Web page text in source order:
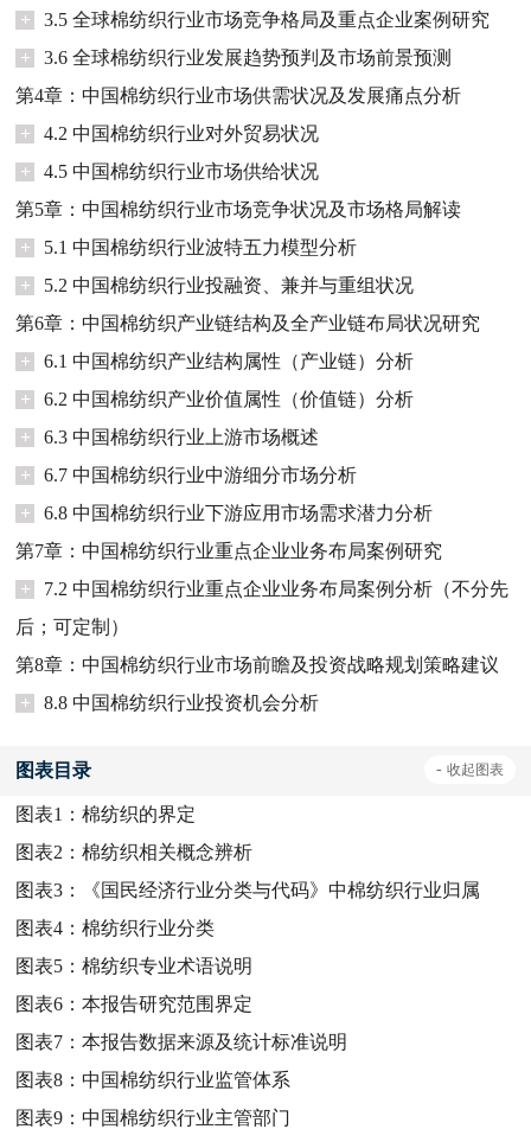
+
3.5 全球棉纺织行业市场竞争格局及重点企业案例研究
+
3.6 全球棉纺织行业发展趋势预判及市场前景预测
第4章：中国棉纺织行业市场供需状况及发展痛点分析
+
4.2 中国棉纺织行业对外贸易状况
+
4.5 中国棉纺织行业市场供给状况
第5章：中国棉纺织行业市场竞争状况及市场格局解读
+
5.1 中国棉纺织行业波特五力模型分析
+
5.2 中国棉纺织行业投融资、兼并与重组状况
第6章：中国棉纺织产业链结构及全产业链布局状况研究
+
6.1 中国棉纺织产业结构属性（产业链）分析
+
6.2 中国棉纺织产业价值属性（价值链）分析
+
6.3 中国棉纺织行业上游市场概述
+
6.7 中国棉纺织行业中游细分市场分析
+
6.8 中国棉纺织行业下游应用市场需求潜力分析
第7章：中国棉纺织行业重点企业业务布局案例研究
+
7.2 中国棉纺织行业重点企业业务布局案例分析（不分先
后；可定制）
第8章：中国棉纺织行业市场前瞻及投资战略规划策略建议
+
8.8 中国棉纺织行业投资机会分析
图表目录 - 收起图表
图表1：棉纺织的界定
图表2：棉纺织相关概念辨析
图表3：
《国民经济行业分类与代码》中棉纺织行业归属
图表4：棉纺织行业分类
图表5：棉纺织专业术语说明
图表6：本报告研究范围界定
图表7：本报告数据来源及统计标准说明
图表8：中国棉纺织行业监管体系
图表9：中国棉纺织行业主管部门